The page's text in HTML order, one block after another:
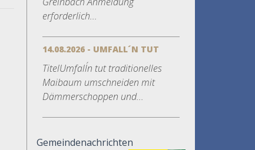
erforderlich...
14.08.2026 - UMFALL´N TUT
TitelUmfall´n tut traditionelles
Maibaum umschneiden mit
Dämmerschoppen und...
Gemeindenachrichten